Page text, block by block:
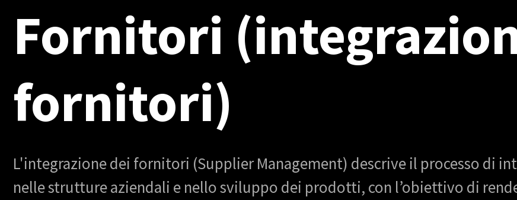
Fornitori
fornitori)
L'integrazione dei fornitori (Supplier Management) descrive il processo di
nelle strutture aziendali e nello sviluppo dei prodotti, con l’obiettivo di